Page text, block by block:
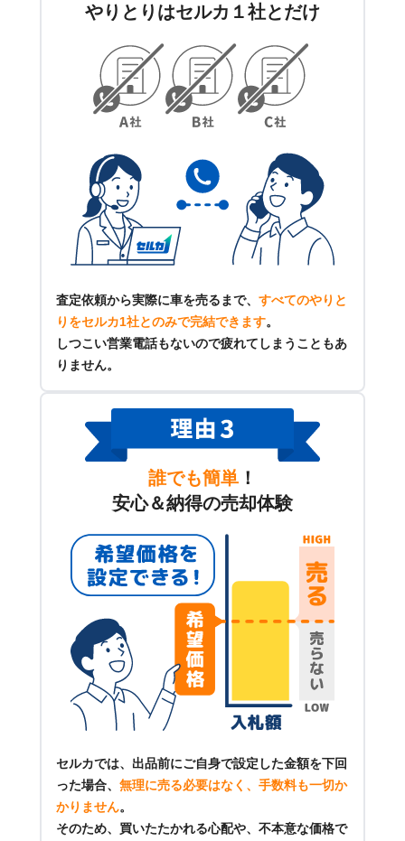
やりとりはセルカ１社とだけ
査定依頼から実際に車を売るまで、 すべてのやりと
りをセルカ1社とのみで完結できます。
しつこい営業電話もないので疲れてしまうこともあ
りません。
誰でも簡単 ！
安心＆納得の売却体験
セルカでは、出品前にご自身で設定した金額を下回
った場合、 無理に売る必要はなく、手数料も一切か
かりません。
そのため、買いたたかれる心配や、不本意な価格で